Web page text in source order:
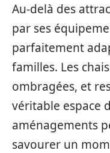
Au-delà des
par ses
parfaitement
familles. Les
ombragées, et
véritable espace
aménagements
savourer un